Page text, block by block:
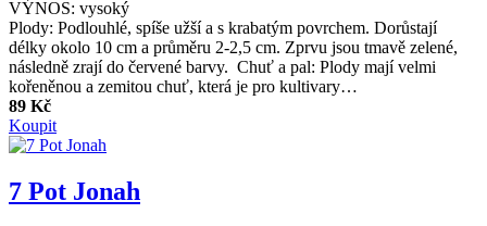
VÝNOS: vysoký
Plody: Podlouhlé, spíše užší a s krabatým povrchem. Dorůstají
délky okolo 10 cm a průměru 2-2,5 cm. Zprvu jsou tmavě zelené,
následně zrají do červené barvy. Chuť a pal: Plody mají velmi
kořeněnou a zemitou chuť, která je pro kultivary…
89 Kč
Koupit
7 Pot Jonah